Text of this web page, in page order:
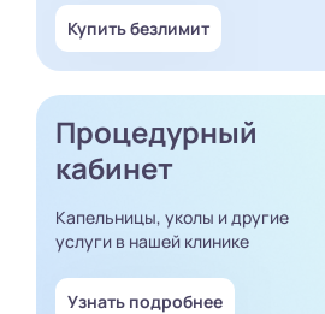
Купить безлимит
Процедурный
кабинет
Капельницы, уколы и другие
услуги в нашей клинике
Узнать подробнее